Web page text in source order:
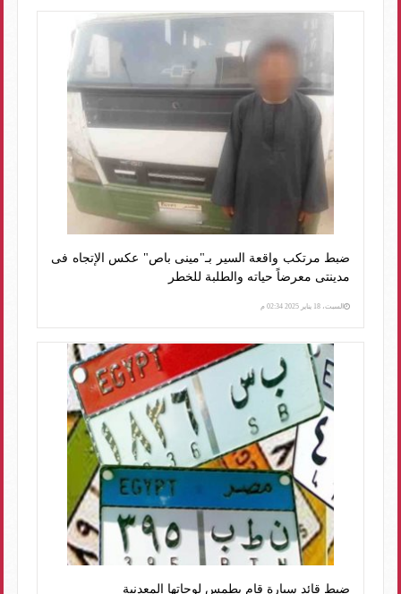
ضبط مرتكب واقعة السير بـ"مينى باص" عكس الإتجاه فى
مدينتى معرضاً حياته والطلبة للخطر
السبت، 18 يناير 2025 02:34 م
ضبط قائد سيارة قام بطمس لوحاتها المعدنية